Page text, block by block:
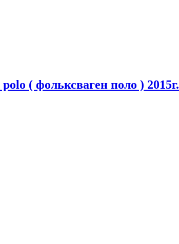
( фольксваген поло ) 2015г.